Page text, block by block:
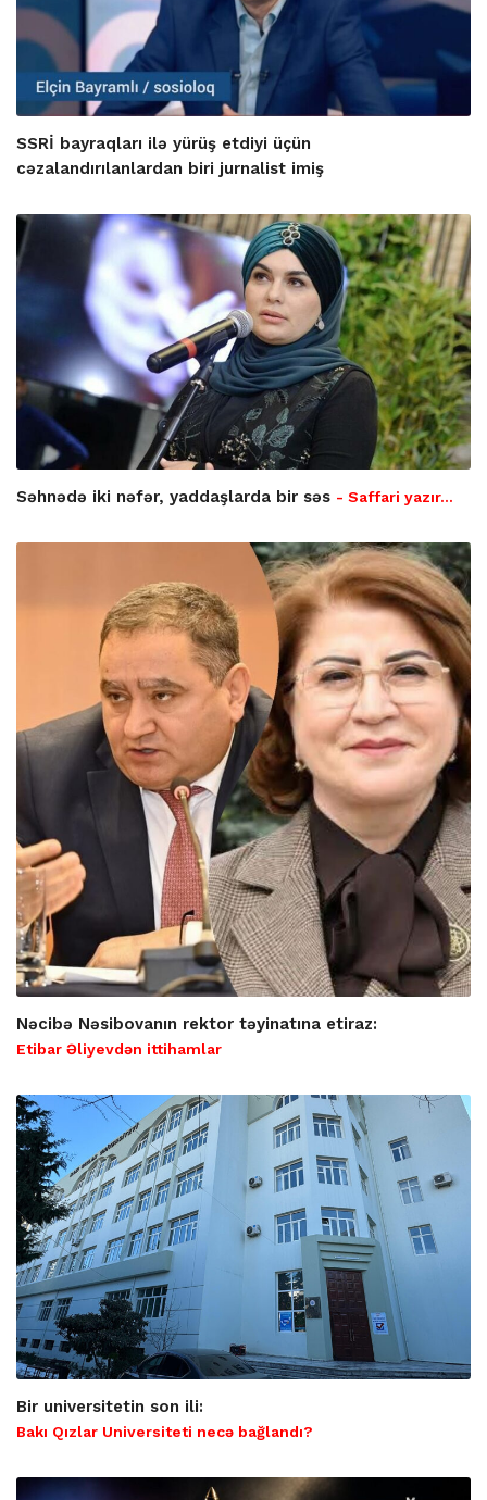
SSRİ bayraqları ilə yürüş etdiyi üçün
cəzalandırılanlardan biri jurnalist imiş
Səhnədə iki nəfər, yaddaşlarda bir səs - Saffari yazır…
Nəcibə Nəsibovanın rektor təyinatına etiraz:
Etibar Əliyevdən ittihamlar
Bir universitetin son ili:
Bakı Qızlar Universiteti necə bağlandı?